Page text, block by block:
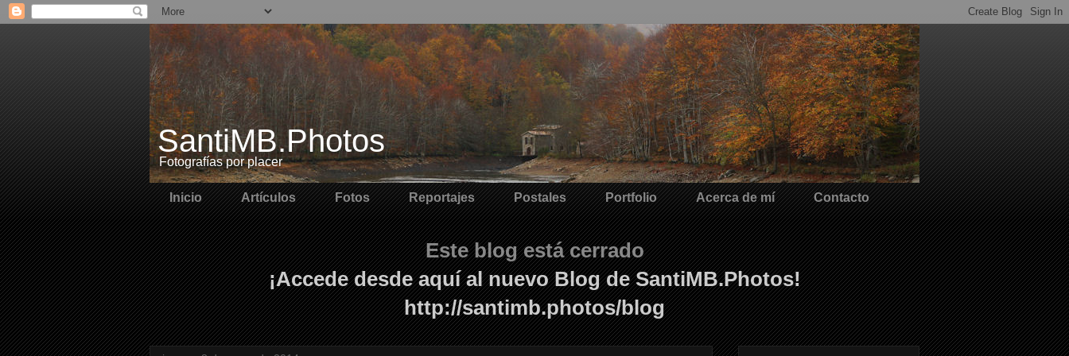
SantiMB.Photos
Fotografías por placer
Inicio Artículos Fotos Reportajes Postales Portfolio Acerca de mí Contacto
Este blog está cerrado
¡Accede desde aquí al nuevo Blog de SantiMB.Photos!
http://santimb.photos/blog